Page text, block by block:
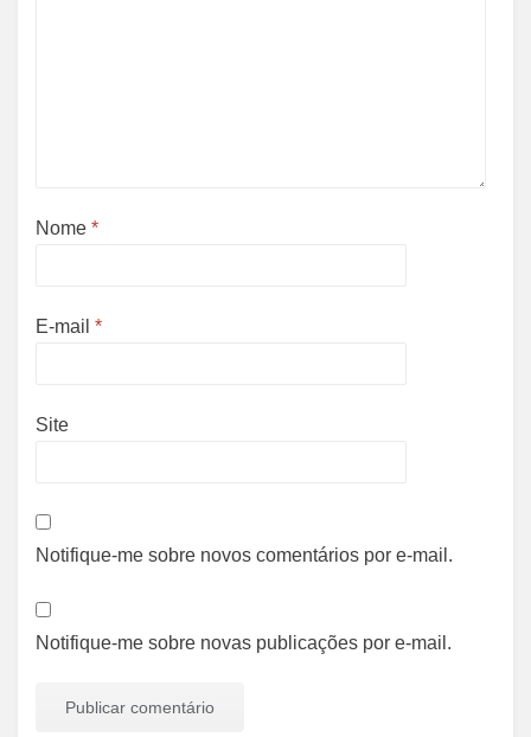
Nome *
E-mail *
Site
Notifique-me sobre novos comentários por e-mail.
Notifique-me sobre novas publicações por e-mail.